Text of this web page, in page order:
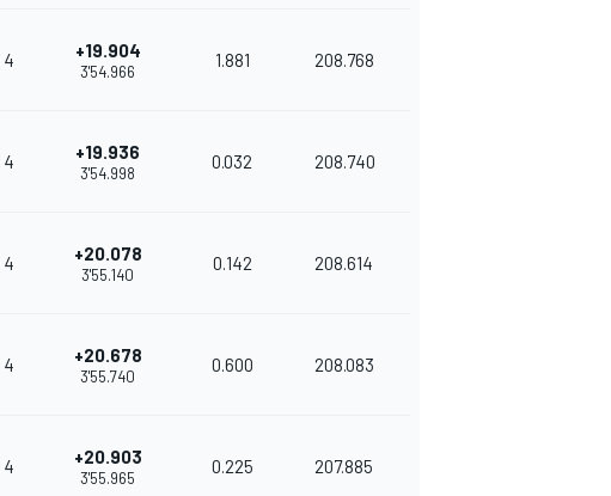
4 +19.904
3'54.966
1.881 208.768
4 +19.936
3'54.998
0.032 208.740
4 +20.078
3'55.140
0.142 208.614
4 +20.678
3'55.740
0.600 208.083
4 +20.903
3'55.965
0.225 207.885